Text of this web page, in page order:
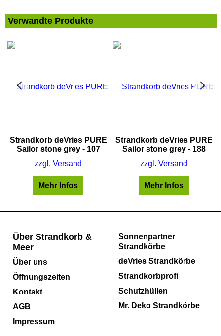
Verwandte Produkte
Strandkorb deVries PURE
Sailor stone grey - 107
zzgl. Versand
Mehr Infos
Strandkorb deVries PURE
Sailor stone grey - 188
zzgl. Versand
Mehr Infos
Sonnenpartner
Strandkörbe
deVries Strandkörbe
Strandkorbprofi
Schutzhüllen
Mr. Deko Strandkörbe
Über Strandkorb &
Meer
Über uns
Öffnungszeiten
Kontakt
AGB
Impressum